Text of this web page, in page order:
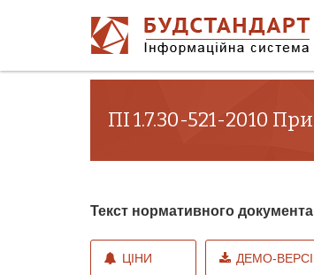
ПІ 1.7.30-521-2010
Текст нормативного
ЦІНИ ДЕМО-